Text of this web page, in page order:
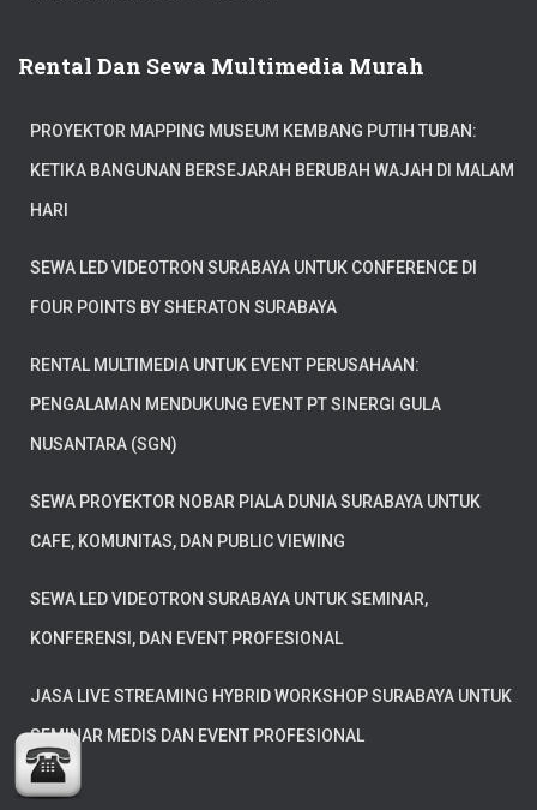
Rental Dan Sewa Multimedia Murah
PROYEKTOR MAPPING MUSEUM KEMBANG PUTIH TUBAN:
KETIKA BANGUNAN BERSEJARAH BERUBAH WAJAH DI MALAM
HARI
SEWA LED VIDEOTRON SURABAYA UNTUK CONFERENCE DI
FOUR POINTS BY SHERATON SURABAYA
RENTAL MULTIMEDIA UNTUK EVENT PERUSAHAAN:
PENGALAMAN MENDUKUNG EVENT PT SINERGI GULA
NUSANTARA (SGN)
SEWA PROYEKTOR NOBAR PIALA DUNIA SURABAYA UNTUK
CAFE, KOMUNITAS, DAN PUBLIC VIEWING
SEWA LED VIDEOTRON SURABAYA UNTUK SEMINAR,
KONFERENSI, DAN EVENT PROFESIONAL
JASA LIVE STREAMING HYBRID WORKSHOP SURABAYA UNTUK
SEMINAR MEDIS DAN EVENT PROFESIONAL